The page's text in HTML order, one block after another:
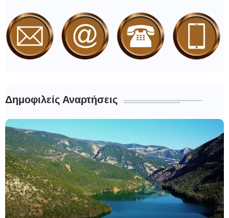
Δημοφιλείς Αναρτήσεις